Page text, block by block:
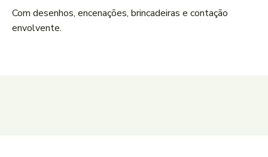
Com desenhos, encenações, brincadeiras e contação
envolvente.